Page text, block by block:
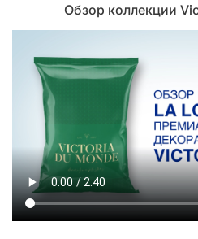
Обзор коллекции